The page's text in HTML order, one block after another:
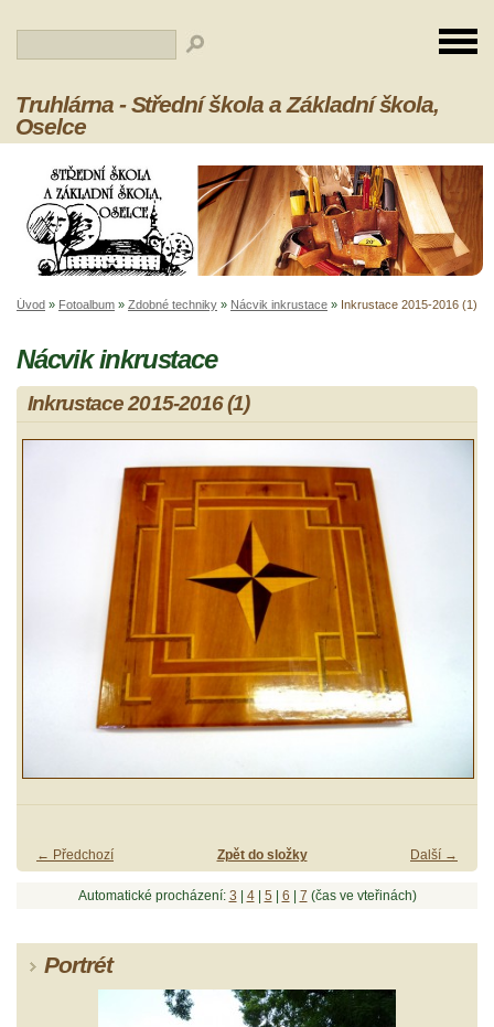
Truhlárna - Střední škola a Základní škola,
Oselce
Úvod » Fotoalbum » Zdobné techniky » Nácvik inkrustace » Inkrustace 2015-2016 (1)
Nácvik inkrustace
Inkrustace 2015-2016 (1)
← Předchozí Další →
Zpět do složky
Automatické procházení: 3 4| 5 6 7 (čas ve vteřinách)
Portrét